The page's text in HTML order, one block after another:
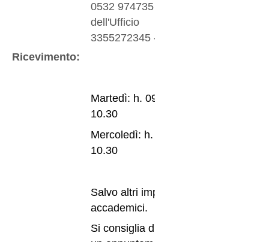
0532 974735
dell'Ufficio
3355272345 -
Ricevimento:
Martedì: h. 09.30 -
10.30
Mercoledì: h. 9.30 -
10.30
Salvo altri impegni
accademici.
Si consiglia di richiedere